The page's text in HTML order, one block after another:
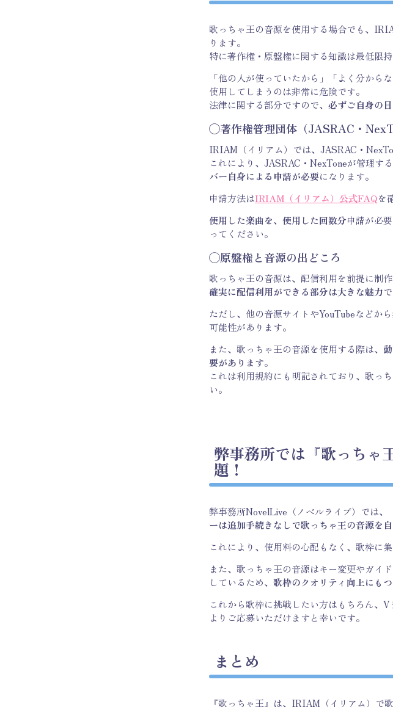
歌っちゃ王の音源を使用する場合でも、
ります。
特に著作権・原盤権に関する知識は最低限持
「他の人が使っていたから」「よく分から
使用してしまうのは非常に危険です。
法律に関する部分ですので、 必ずご自身の
◯著作権管理団体（JASRAC・
IRIAM（イリアム） では、JASRAC・
これにより、JASRAC・NexToneが管理す
バー自身による申請が必要になります。
申請方法はIRIAM（イリアム）公式FAQを
使用した楽曲を、使用した回数分申請が必
ってください。
◯原盤権と音源の出どころ
歌っちゃ王の音源は、配信利用を前提に制作
確実に配信利用ができる部分は大きな魅力
ただし、他の音源サイトやYouTubeなどか
可能性があります。
また、歌っちゃ王の音源を使用する際は、
要があります。
これは利用規約にも明記されており、歌っ
い。
弊事務所では『歌っちゃ
題！
弊事務所NovelLive（ノベルライブ）では、
ーは追加手続きなしで歌っちゃ王の音源を
これにより、使用料の心配もなく、歌枠に
また、歌っちゃ王の音源はキー変更やガイ
しているため、 歌枠のクオリティ向上にも
これから歌枠に挑戦したい方はもちろん、
よりご応募いただけますと幸いです。
まとめ
『歌っちゃ王』は、IRIAM（イリアム）で